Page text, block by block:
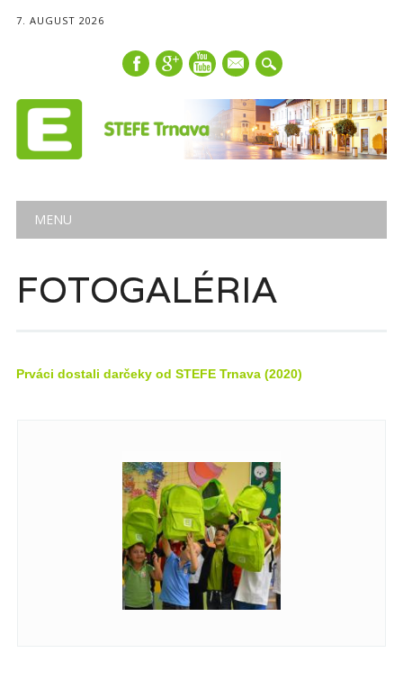
7. AUGUST 2026
mail
Main menu
MENU
FOTOGALÉRIA
Prváci dostali darčeky od STEFE Trnava (2020)